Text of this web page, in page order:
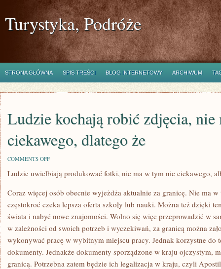
Turystyka, Podróże
STRONA GŁÓWNA SPIS TREŚCI BLOG INTERNETOWY ARCHIWUM
Ludzie kochają robić zdjęcia,
ciekawego, dlatego że
COMMENTS OFFON
KOCHAJĄ
ROBIĆ
NIE
MA
TYM
NIC
CIEKAWEGO,
DLATEGO
Ludzie uwielbiają produkować fotki, nie ma w tym nic ciekawego,
Coraz więcej osób obecnie wyjeżdża aktualnie za granicę. Nie ma
częstokroć czeka lepsza oferta szkoły lub nauki. Można też dzięki
świata i nabyć nowe znajomości. Wolno się więc przeprowadzić w
w zależności od swoich potrzeb i wyczekiwań, za granicą można
wykonywać pracę w wybitnym miejscu pracy. Jednak korzystne do
dokumenty. Jednakże dokumenty sporządzone w kraju ojczystym,
granicą. Potrzebna zatem będzie ich legalizacja w kraju, czyli